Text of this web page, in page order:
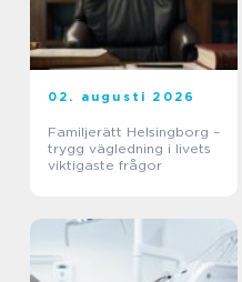
02. augusti 2026
Familjerätt Helsingborg –
trygg vägledning i livets
viktigaste frågor